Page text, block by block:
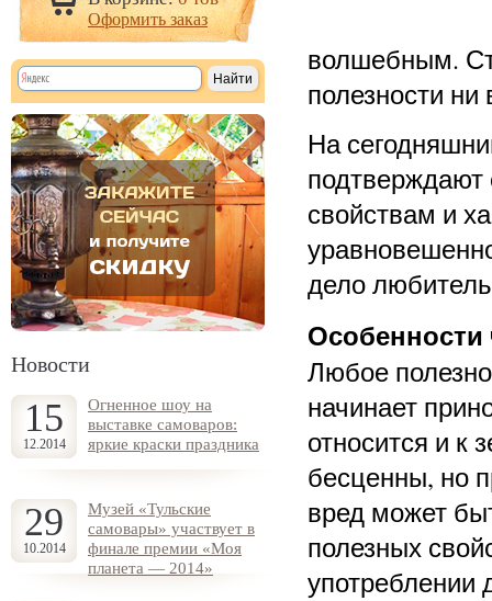
Оформить заказ
Новости
15
12.2014
Огненное шоу на
выставке самоваров:
яркие краски праздника
29
10.2014
Музей «Тульские
самовары» участвует в
финале премии «Моя
планета — 2014»
волшебным.
полезности
На
подтверждают
свойствам и
дело любитель
Особенности
Любое
начинает
относится и к
бесценны, но
вред может
полезных
употреблении